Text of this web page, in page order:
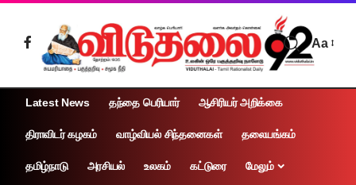
Aa
Latest News தந்தை பெரியார் ஆசிரியர் அறிக்கை
திராவிடர் கழகம் வாழ்வியல் சிந்தனைகள் தலையங்கம்
தமிழ்நாடு அரசியல் உலகம் கட்டுரை மேலும்